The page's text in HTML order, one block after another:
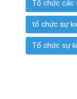
Tổ chức các
tổ chức sự
Tổ chức sự